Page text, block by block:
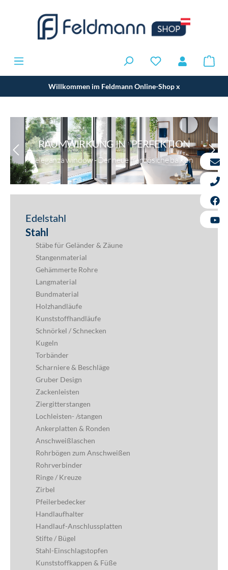
Willkommen im Feldmann Online-Shopx
RAUMWIRKUNG IN PERFEKTION
eleganza window - Der neue französiche balkon
Edelstahl
Stahl
Stäbe für Geländer & Zäune
Stangenmaterial
Gehämmerte Rohre
Langmaterial
Bundmaterial
Holzhandläufe
Kunststoffhandläufe
Schnörkel / Schnecken
Kugeln
Torbänder
Scharniere & Beschläge
Gruber Design
Zackenleisten
Ziergitterstangen
Lochleisten- /stangen
Ankerplatten & Ronden
Anschweißlaschen
Rohrbögen zum Anschweißen
Rohrverbinder
Ringe / Kreuze
Zirbel
Pfeilerbedecker
Handlaufhalter
Handlauf-Anschlussplatten
Stifte / Bügel
Stahl-Einschlagstopfen
Kunststoffkappen & Füße